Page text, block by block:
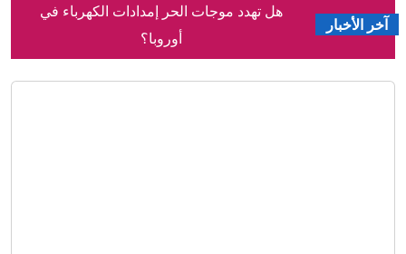
آخر الأخبار
هل تهدد موجات الحر إمدادات الكهرباء في
أوروبا؟
ما دامت لا تهاجم الدول الأعضاء.. فيدان: